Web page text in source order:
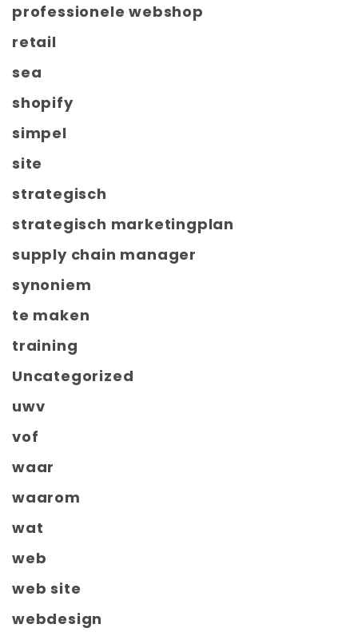
professionele webshop
retail
sea
shopify
simpel
site
strategisch
strategisch marketingplan
supply chain manager
synoniem
te maken
training
Uncategorized
uwv
vof
waar
waarom
wat
web
web site
webdesign